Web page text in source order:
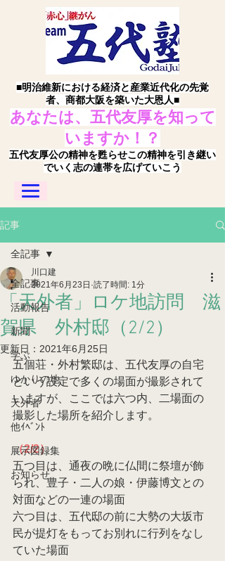
■明治維新における経済と産業近代化の先覚
者、商都大阪を築いた大恩人■
あなたは、五代友厚を知って
いますか！？
五代友厚公の精神を甦らせこの精神を引き継い
でいく志の連帯を広げていこう
記事
全記事
活動報告
新聞
学ぶ
ゆかりの地
天外者
他ｲﾍﾞﾝﾄ
展示図録集
お知らせ
全記事
「天外者」ロケ地訪問 滋
賀県 外村邸（2/2）
川口建
2021年6月23日 読了時間: 1分
更新日： 2021年6月25日
五個荘・外村繁邸は、五代友厚の自宅
という設定で多くの場面が撮影されて
いますが、ここでは六つ内、二場面の
撮影した場所を紹介します。
（2/2）
五つ目は、通夜の晩に仏間に祭壇が飾
られ、豊子・二人の娘・伊藤博文との
対面などの一連の場面
六つ目は、五代邸の前に大勢の大坂市
民が提灯をもってお別れに行列をなし
ていた場面